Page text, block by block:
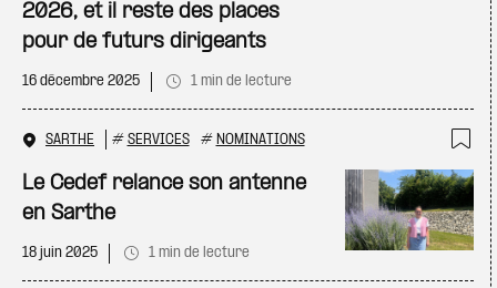
2026, et il reste des places
pour de futurs dirigeants
16 décembre 2025 1 min de lecture
SARTHE # SERVICES # NOMINATIONS
Le Cedef relance son antenne
en Sarthe
18 juin 2025 1 min de lecture